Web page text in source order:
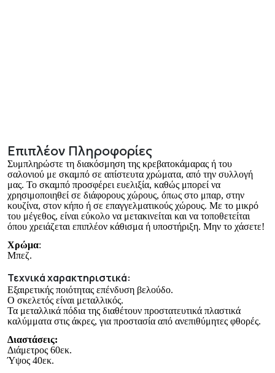
Επιπλέον Πληροφορίες
Συμπληρώστε τη διακόσμηση της κρεβατοκάμαρας ή του
σαλονιού με σκαμπό σε απίστευτα χρώματα, από την συλλογή
μας. Το σκαμπό προσφέρει ευελιξία, καθώς μπορεί να
χρησιμοποιηθεί σε διάφορους χώρους, όπως στο μπαρ, στην
κουζίνα, στον κήπο ή σε επαγγελματικούς χώρους. Με το μικρό
του μέγεθος, είναι εύκολο να μετακινείται και να τοποθετείται
όπου χρειάζεται επιπλέον κάθισμα ή υποστήριξη. Μην το χάσετε!
Χρώμα:
Μπεζ.
Τεχνικά χαρακτηριστικά:
Εξαιρετικής ποιότητας επένδυση βελούδο.
Ο σκελετός είναι μεταλλικός.
Τα μεταλλικά πόδια της διαθέτουν προστατευτικά πλαστικά
καλύμματα στις άκρες, για προστασία από ανεπιθύμητες φθορές.
Διαστάσεις:
Διάμετρος 60εκ.
Ύψος 40εκ.